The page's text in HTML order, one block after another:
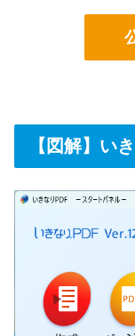
【図解】い